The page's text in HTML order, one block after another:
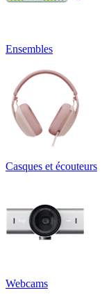
Ensembles
Casques et écouteurs
Webcams